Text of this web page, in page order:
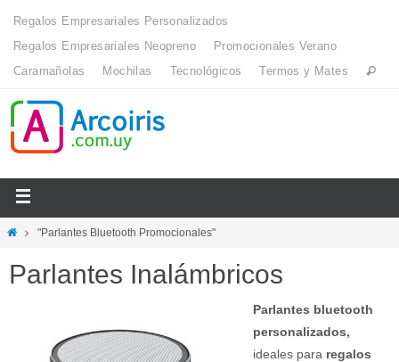
Regalos Empresariales Personalizados
Regalos Empresariales Neopreno
Promocionales Verano
Caramañolas
Mochilas Tecnológicos Termos y Mates
"Parlantes Bluetooth Promocionales"
Parlantes Inalámbricos
Parlantes bluetooth
personalizados,
ideales para regalos